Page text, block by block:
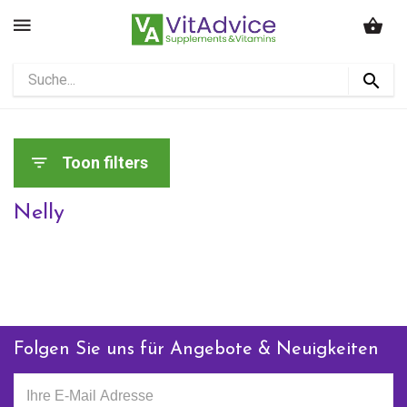
Toon filters
Nelly
Folgen Sie uns für Angebote & Neuigkeiten